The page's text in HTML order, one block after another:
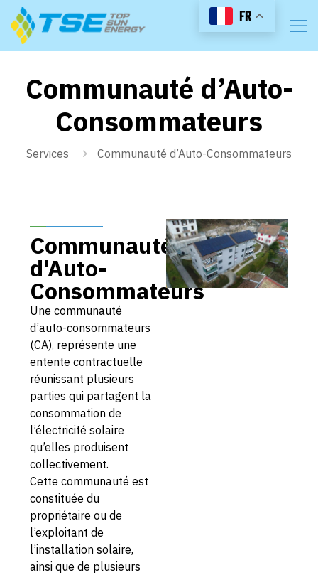
Communauté d’Auto-
Consommateurs
Services Communauté d’Auto-Consommateurs
Communauté
d'Auto-
Consommateurs
Une communauté
d’auto-consommateurs
(CA), représente une
entente contractuelle
réunissant plusieurs
parties qui partagent la
consommation de
l’électricité solaire
qu’elles produisent
collectivement.
Cette communauté est
constituée du
propriétaire ou de
l’exploitant de
l’installation solaire,
ainsi que de plusieurs
FR